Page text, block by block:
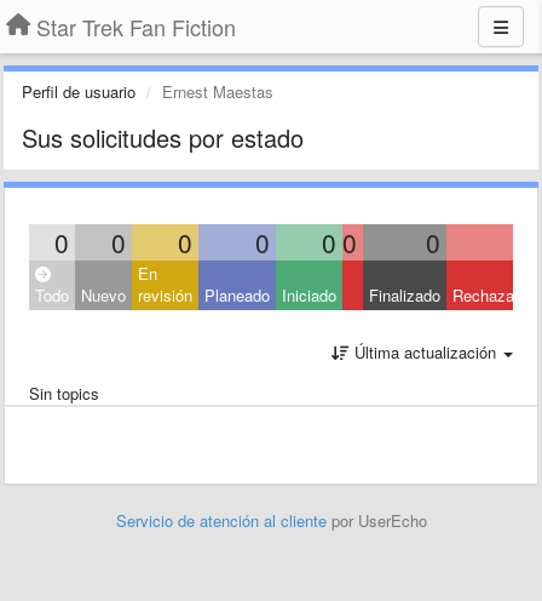
Star Trek Fan Fiction
Perfil de usuario Ernest Maestas
Sus solicitudes por estado
0 0 0 0 0 0 0
Todo Nuevo
En
revisión Planeado Iniciado Finalizado Rechazado
Última actualización
Sin topics
Servicio de atención al cliente por UserEcho